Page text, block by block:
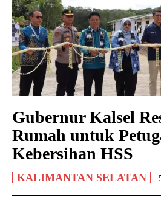
Gubernur Kalsel
Rumah untuk
Kebersihan HSS
KALIMANTAN SELATAN